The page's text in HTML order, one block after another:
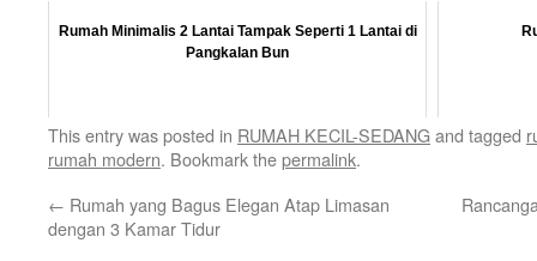
Rumah Minimalis 2 Lantai Tampak Seperti 1 Lantai di
Pangkalan Bun
This entry was posted in RUMAH KECIL-SEDANGand tagged
rumah modern. Bookmark thepermalink.
← Rumah yang Bagus Elegan Atap Limasan
dengan 3 Kamar Tidur